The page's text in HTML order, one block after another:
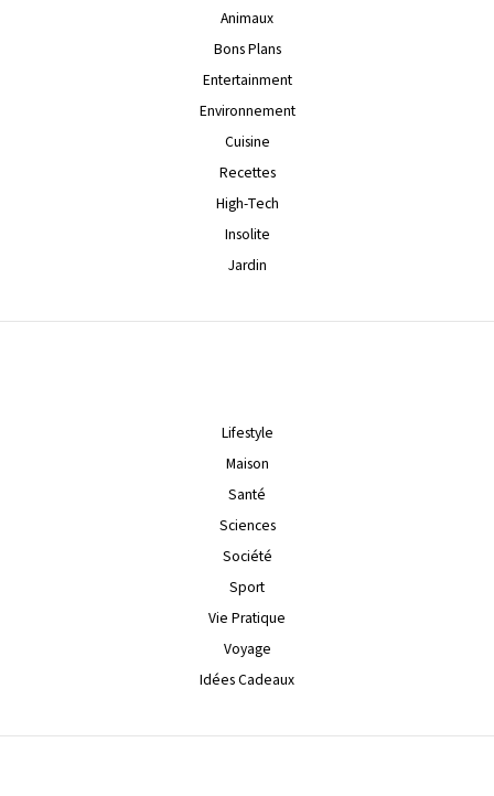
Animaux
Bons Plans
Entertainment
Environnement
Cuisine
Recettes
High-Tech
Insolite
Jardin
Lifestyle
Maison
Santé
Sciences
Société
Sport
Vie Pratique
Voyage
Idées Cadeaux